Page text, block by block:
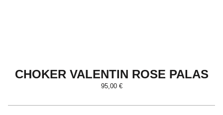
CHOKER VALENTIN ROSE PALAS
95,00 €